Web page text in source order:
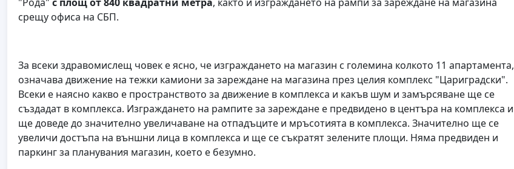
срещу офиса на СБП.
За всеки здравомислещ човек е ясно, че изграждането на магазин с големина колкото 11 апартамента,
означава движение на тежки камиони за зареждане на магазина през целия комплекс "Цариградски".
Всеки е наясно какво е пространството за движение в комплекса и какъв шум и замърсяване ще се
създадат в комплекса. Изграждането на рампите за зареждане е предвидено в центъра на комплекса и
ще доведе до значително увеличаване на отпадъците и мръсотията в комплекса. Значително ще се
увеличи достъпа на външни лица в комплекса и ще се съкратят зелените площи. Няма предвиден и
паркинг за планувания магазин, което е безумно.